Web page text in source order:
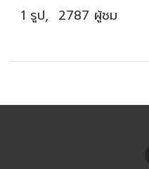
1 รูป, 2787 ผู้ชม